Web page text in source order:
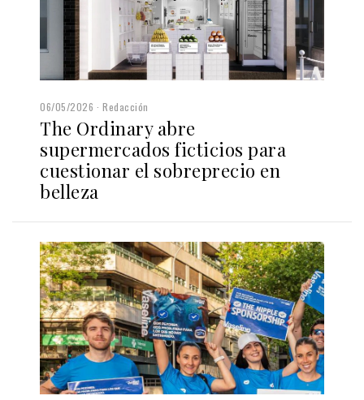
06/05/2026 Redacción
The Ordinary abre
supermercados ficticios para
cuestionar el sobreprecio en
belleza